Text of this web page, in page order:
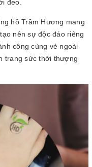
đeo.
hồ Trầm Hương mang
nên sự độc đáo riêng
công cùng vẻ ngoài
trang sức thời thượng